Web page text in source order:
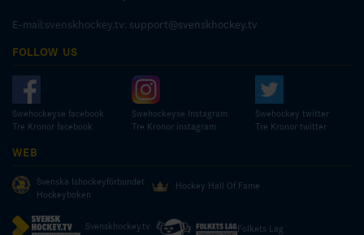
E-mail:svenskhockey.tv: support@svenskhockey.tv
FOLLOW US
Swehockeyse facebook
Tre Kronor facebook
Swehockeyse Instagram
Tre Kronor instagram
Swehockey twitter
Tre Kronor twitter
WEB
Svenska Ishockeyförbundet
Hockeyboken
Hockey Hall Of Fame
Svenskhockey.tv Folkets Lag